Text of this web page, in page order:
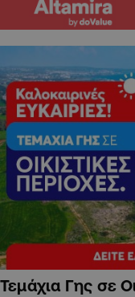
Τεμάχια Γης σε